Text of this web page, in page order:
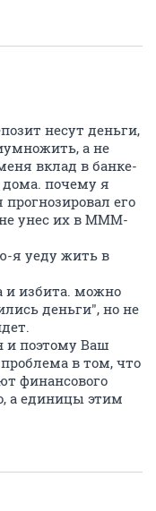
несут деньги,
а не
вклад в банке-
дома. почему я
его
унес их в МММ-
я уеду жить в
и избита. можно
деньги", но не
и поэтому Ваш
в том, что
финансового
а единицы этим